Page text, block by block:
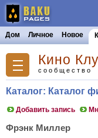
Дом Личное Новое
Кино
сообщество
Каталог: Каталог
Добавить запись
Фрэнк Миллер